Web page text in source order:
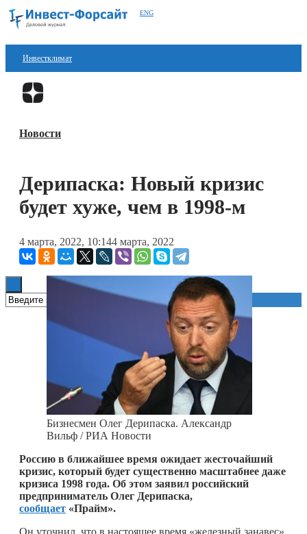
ENG
Инвестклимат
Финансы
Блокчейн
Технологии
Книги
Новости
Дерипаска: Новый кризис
будет хуже, чем в 1998-м
4 марта, 2022, 10:144 марта, 2022
Бизнесмен Олег Дерипаска. Александр
Вильф / РИА Новости
Россию в ближайшее время ожидает жесточайший
кризис, который будет существенно масштабнее даже
кризиса 1998 года. Об этом заявил российский
предприниматель Олег Дерипаска,
сообщает «Прайм».
Он уточнил, что в настоящее время «железный занавес»